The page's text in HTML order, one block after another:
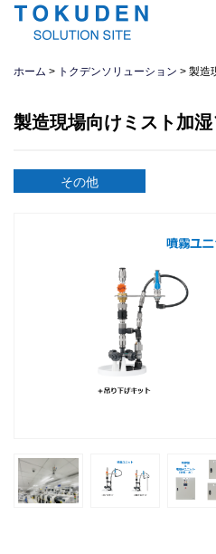
ホーム トクデンソリューション 製造
製造現場向けミスト加
その他